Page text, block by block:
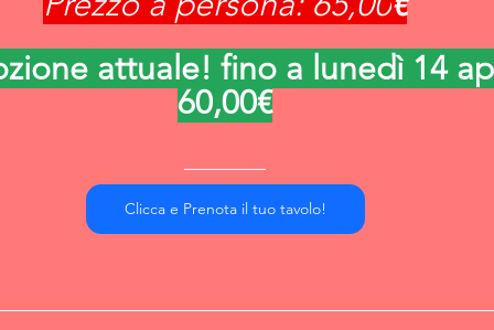
attuale! fino a lunedì 14
60,00€
Clicca e Prenota il tuo tavolo!